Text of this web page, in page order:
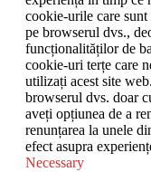
cookie-urile care sunt
pe browserul dvs.,
funcționalităților de
cookie-uri terțe care
utilizați acest site
browserul dvs. doar
aveți opțiunea de a
renunțarea la unele
efect asupra
Necessary